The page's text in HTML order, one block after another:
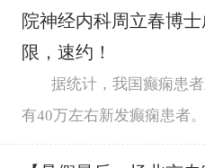
院神经内科周立春博
限，速约！
据统计，我国癫痫患
有40万左右新发癫痫患者